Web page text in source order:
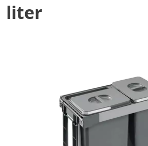
liter